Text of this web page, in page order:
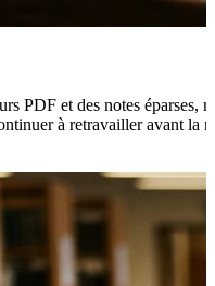
PDF et des notes éparses,
à retravailler avant la